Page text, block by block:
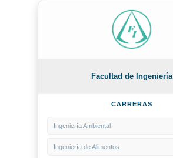
Facultad de Ingeniería
CARRERAS
Ingeniería Ambiental
Ingeniería de Alimentos